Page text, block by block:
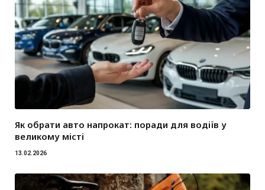
Як обрати авто напрокат: поради для водіїв у
великому місті
13.02.2026